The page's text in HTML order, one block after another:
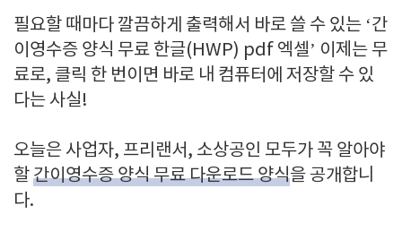
필요할 때마다 깔끔하게 출력해서 바로 쓸 수 있는 ‘간
이영수증 양식 무료 한글(HWP) pdf 엑셀’ 이제는 무
료로, 클릭 한 번이면 바로 내 컴퓨터에 저장할 수 있
다는 사실!
오늘은 사업자, 프리랜서, 소상공인 모두가 꼭 알아야
할간이영수증 양식 무료 다운로드 양식을 공개합니
다.